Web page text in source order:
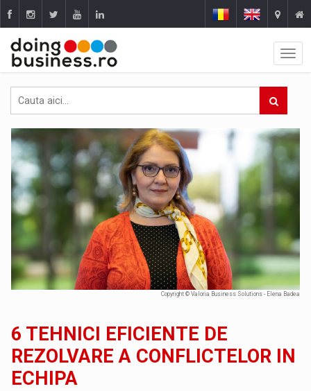
Copyright © Valoria Business Solutions - Elena Badea
6 TEHNICI EFICIENTE DE
REZOLVARE A CONFLICTELOR IN
ECHIPA